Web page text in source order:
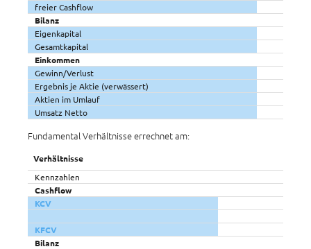
freier Cashflow
Bilanz
Eigenkapital
Gesamtkapital
Einkommen
Gewinn/Verlust
Ergebnis je Aktie (verwässert)
Aktien im Umlauf
Umsatz Netto
Fundamental Verhältnisse errechnet am:
Verhältnisse
Kennzahlen
Cashflow
KCV
KFCV
Bilanz